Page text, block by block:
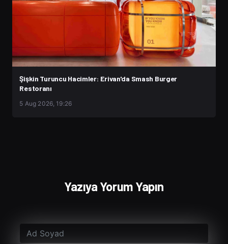
Şişkin Turuncu Hacimler: Erivan'da Smash Burger
Restoranı
5 Aug 2026, 19:26
Yazıya Yorum Yapın